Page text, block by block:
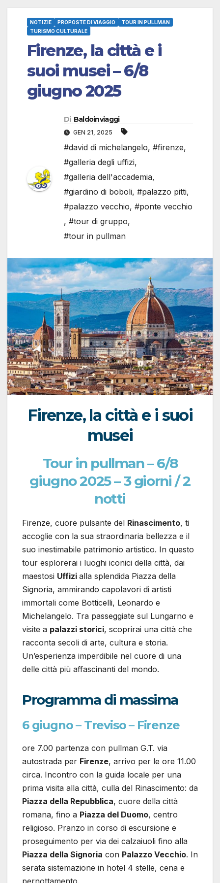
NOTIZIE PROPOSTE DI VIAGGIO
TOUR IN PULLMAN
TURISMO CULTURALE
Firenze, la città e i
suoi musei – 6/8
giugno 2025
Di Baldoinviaggi
GEN 21, 2025
#david di michelangelo, #firenze,
#galleria degli uffizi,
#galleria dell'accademia,
#giardino di boboli, #palazzo pitti,
#palazzo vecchio, #ponte vecchio
, #tour di gruppo,
#tour in pullman
Firenze, la città e i suoi
musei
Tour in pullman – 6/8
giugno 2025 – 3 giorni / 2
notti
Firenze, cuore pulsante del Rinascimento, ti
accoglie con la sua straordinaria bellezza e il
suo inestimabile patrimonio artistico. In questo
tour esplorerai i luoghi iconici della città, dai
maestosi Uffizi alla splendida Piazza della
Signoria, ammirando capolavori di artisti
immortali come Botticelli, Leonardo e
Michelangelo. Tra passeggiate sul Lungarno e
visite a palazzi storici, scoprirai una città che
racconta secoli di arte, cultura e storia.
Un’esperienza imperdibile nel cuore di una
delle città più affascinanti del mondo.
Programma di massima
6 giugno – Treviso – Firenze
ore 7.00 partenza con pullman G.T. via
autostrada per Firenze, arrivo per le ore 11.00
circa. Incontro con la guida locale per una
prima visita alla città, culla del Rinascimento: da
Piazza della Repubblica, cuore della città
romana, fino a Piazza del Duomo, centro
religioso. Pranzo in corso di escursione e
proseguimento per via dei calzaiuoli fino alla
Piazza della Signoria con Palazzo Vecchio. In
serata sistemazione in hotel 4 stelle, cena e
pernottamento.